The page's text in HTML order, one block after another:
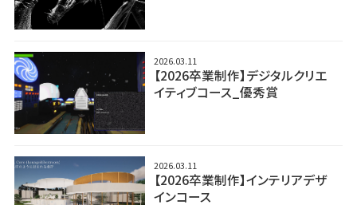
2026.03.11
【2026卒業制作】デジタルクリエ
イティブコース_優秀賞
2026.03.11
【2026卒業制作】インテリアデザ
インコース